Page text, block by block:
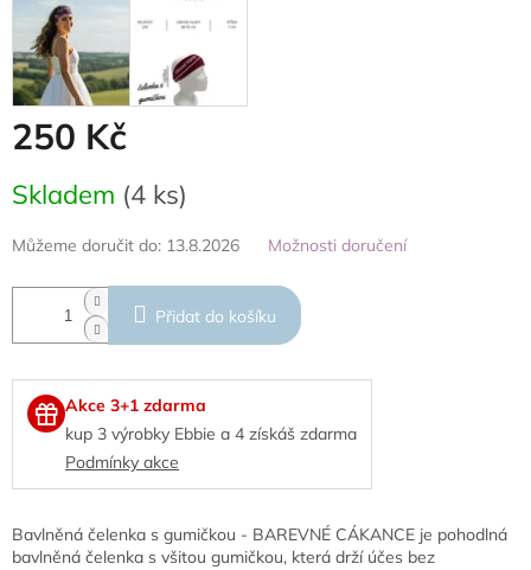
250 Kč
cena:
Skladem (4 ks)
Můžeme doručit do: 13.8.2026 Možnosti doručení
Přidat do košíku
Akce 3+1 zdarma
kup 3 výrobky Ebbie a 4 získáš zdarma
Podmínky akce
Bavlněná čelenka s gumičkou - BAREVNÉ CÁKANCE je pohodlná
bavlněná čelenka s všitou gumičkou, která drží účes bez